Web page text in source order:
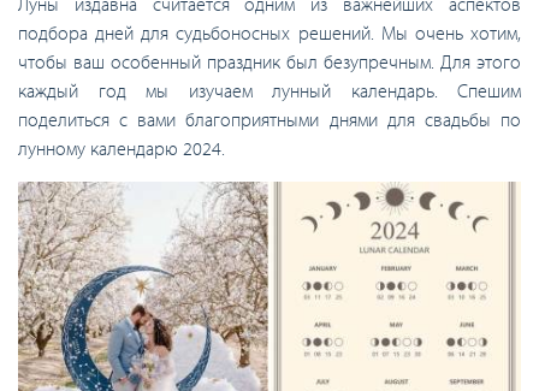
подбора дней для судьбоносных решений. Мы очень хотим,
чтобы ваш особенный праздник был безупречным. Для этого
каждый год мы изучаем лунный календарь. Спешим
поделиться с вами благоприятными днями для свадьбы по
лунному календарю 2024.